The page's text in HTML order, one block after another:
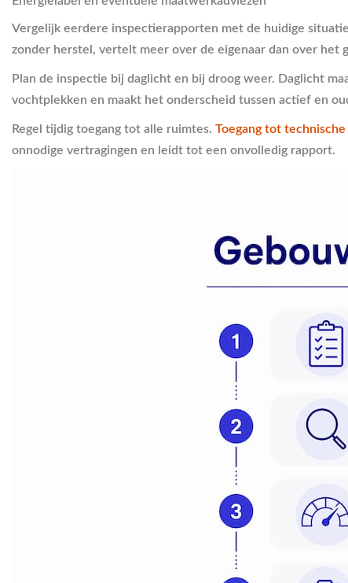
Vergelijk eerdere inspectierapporten met de huidige
zonder herstel, vertelt meer over de eigenaar dan over het
Plan de inspectie bij daglicht en bij droog weer. Daglicht
vochtplekken en maakt het onderscheid tussen actief en
Regel tijdig toegang tot alle ruimtes. Toegang tot
onnodige vertragingen en leidt tot een onvolledig rapport.